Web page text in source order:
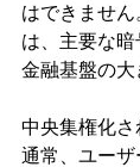
はできませ
は、主要な
金融基盤の大
中央集権化
通常、ユー